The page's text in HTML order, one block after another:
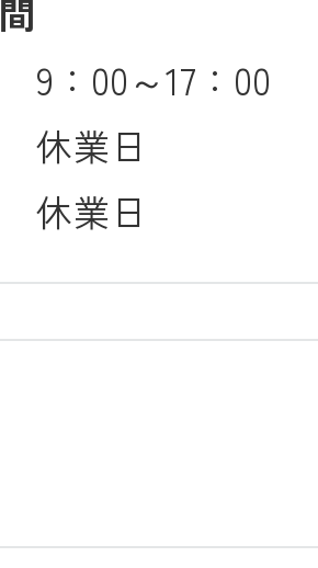
00～17：00
業日
休業日